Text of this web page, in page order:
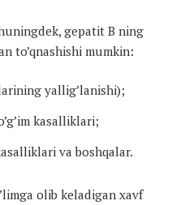
gepatit B ning
to’qnashishi mumkin:
yallig’lanishi);
kasalliklari;
va boshqalar.
olib keladigan xavf